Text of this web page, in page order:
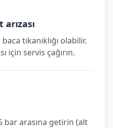
tıkanıklığı olabilir.
için servis çağırın.
bar arasına getirin (alt